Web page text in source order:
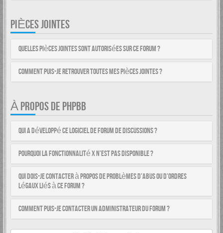
PIÈCES JOINTES
Quelles pièces jointes sont autorisées sur ce forum ?
Comment puis-je retrouver toutes mes pièces jointes ?
À PROPOS DE PHPBB
Qui a développé ce logiciel de forum de discussions ?
Pourquoi la fonctionnalité X n’est pas disponible ?
Qui dois-je contacter à propos de problèmes d’abus ou d’ordres
légaux liés à ce forum ?
Comment puis-je contacter un administrateur du forum ?